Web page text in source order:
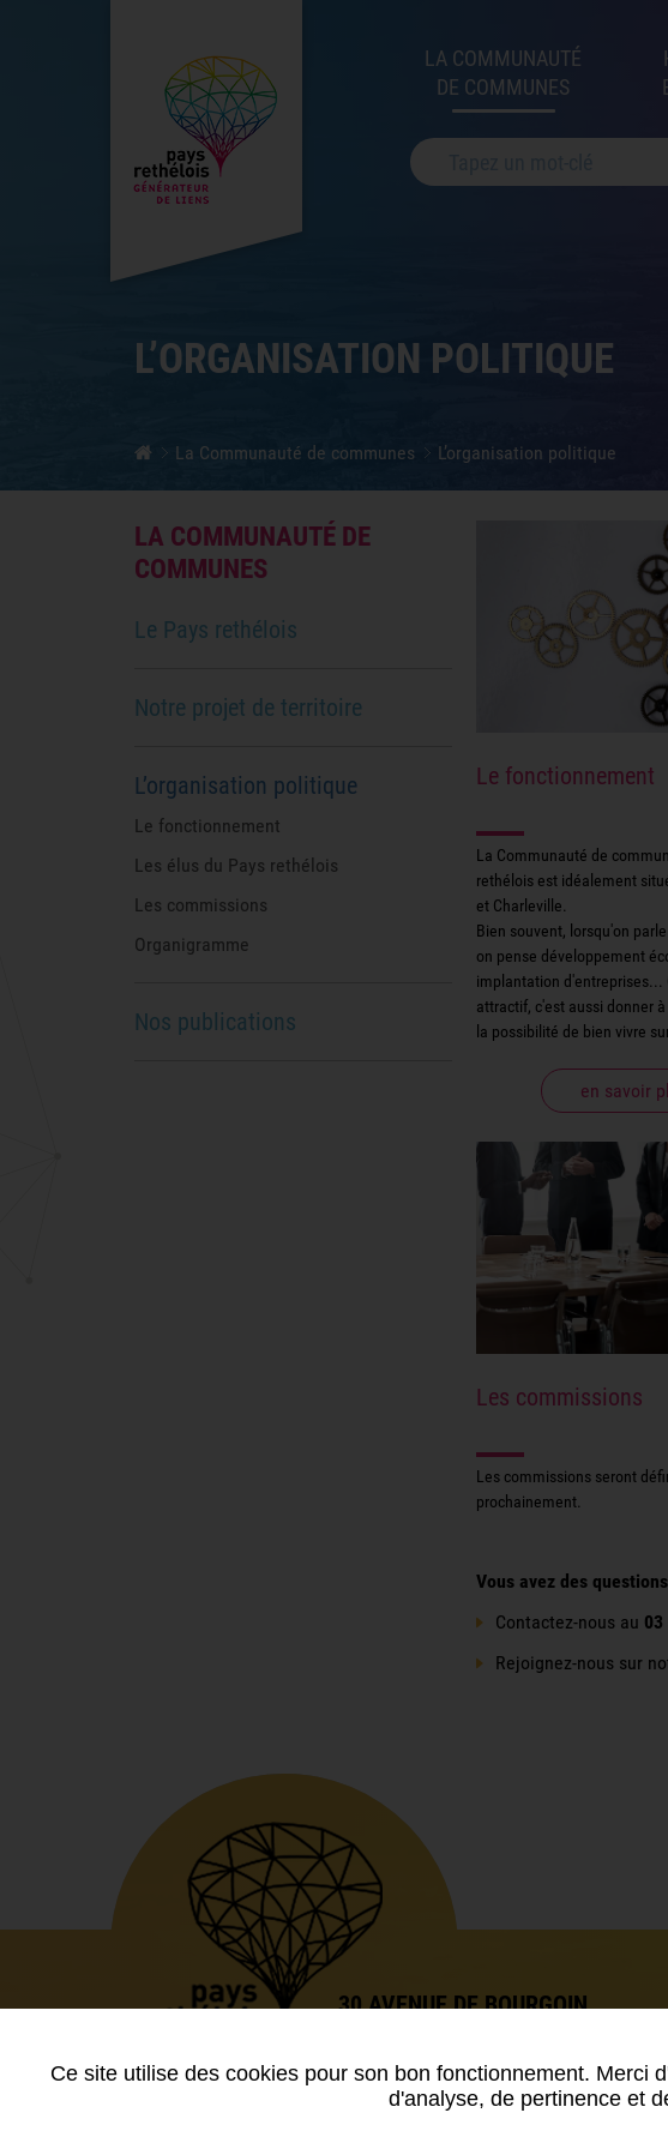
LA COMMUNAUTÉ
DE COMMUNES
L’ORGANISATION POLITIQUE
La Communauté de communes L’organisation politique
Le fonctionnement
La Communauté de
rethélois est idéalement
et Charleville.
Bien souvent, lorsqu'on
on pense développement
implantation d'entreprises...
attractif, c'est aussi donner
la possibilité de bien vivre
en savoir
Les commissions
Les commissions seront
prochainement.
Vous avez des
Contactez-nous au 03
Rejoignez-nous sur
LA COMMUNAUTÉ DE
COMMUNES
Le Pays rethélois
Notre projet de territoire
L’organisation politique
Le fonctionnement
Les élus du Pays rethélois
Les commissions
Organigramme
Nos publications
30 AVENUE DE BOURGOIN
08303 RETHEL CEDEX
Ce site utilise des cookies pour son bon fonctionnement. Merci
d'analyse, de pertinence et